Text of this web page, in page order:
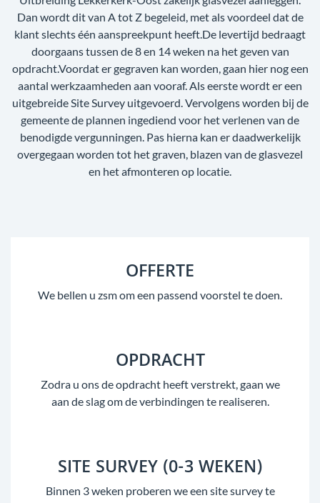
Dan wordt dit van A tot Z begeleid, met als voordeel dat de
klant slechts één aanspreekpunt heeft.De levertijd bedraagt
doorgaans tussen de 8 en 14 weken na het geven van
opdracht.Voordat er gegraven kan worden, gaan hier nog een
aantal werkzaamheden aan vooraf. Als eerste wordt er een
uitgebreide Site Survey uitgevoerd. Vervolgens worden bij de
gemeente de plannen ingediend voor het verlenen van de
benodigde vergunningen. Pas hierna kan er daadwerkelijk
overgegaan worden tot het graven, blazen van de glasvezel
en het afmonteren op locatie.
OFFERTE
We bellen u zsm om een passend voorstel te doen.
OPDRACHT
Zodra u ons de opdracht heeft verstrekt, gaan we
aan de slag om de verbindingen te realiseren.
SITE SURVEY (0-3 WEKEN)
Binnen 3 weken proberen we een site survey te